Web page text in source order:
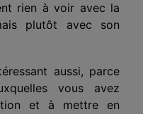
rien à voir avec la
plutôt avec son
aussi, parce
vous avez
et à mettre en